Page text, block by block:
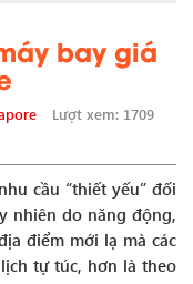
bay giá
Lượt xem: 1709
cầu “thiết yếu” đối
nhiên do năng động,
điểm mới lạ mà các
tự túc, hơn là theo